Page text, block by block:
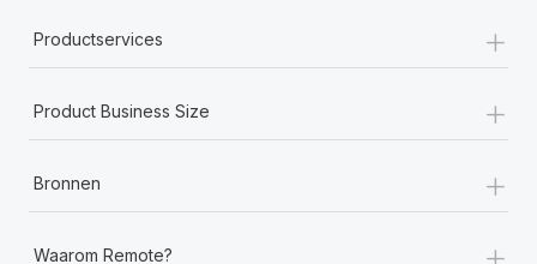
Productservices +
Product Business Size +
Bronnen +
Waarom Remote?